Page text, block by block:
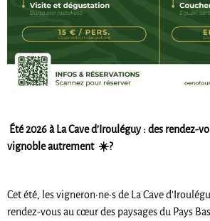
Été 2026 à La Cave d’Irouléguy : des rendez-
vignoble autrement ☀?
Cet été, les vigneron·ne·s de La Cave
rendez-vous au cœur des paysages du Pays